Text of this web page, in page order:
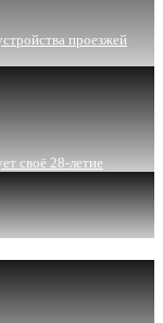
проезжей
своё 28-летие